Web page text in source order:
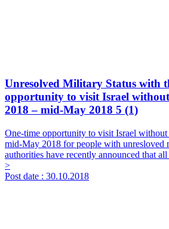
Unresolved Military Status with
opportunity to visit Israel
2018 – mid-May 2018 5 (1)
One-time opportunity to visit Israel
mid-May 2018 for people with unresloved
authorities have recently announced that
>
Post date : 30.10.2018